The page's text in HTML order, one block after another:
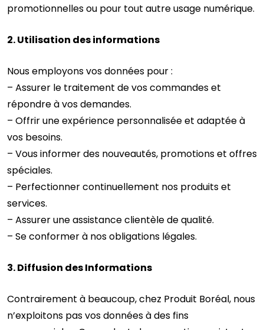
promotionnelles ou pour tout autre usage numérique.
2. Utilisation des informations
Nous employons vos données pour :
– Assurer le traitement de vos commandes et
répondre à vos demandes.
– Offrir une expérience personnalisée et adaptée à
vos besoins.
– Vous informer des nouveautés, promotions et offres
spéciales.
– Perfectionner continuellement nos produits et
services.
– Assurer une assistance clientèle de qualité.
– Se conformer à nos obligations légales.
3. Diffusion des Informations
Contrairement à beaucoup, chez Produit Boréal, nous
n’exploitons pas vos données à des fins